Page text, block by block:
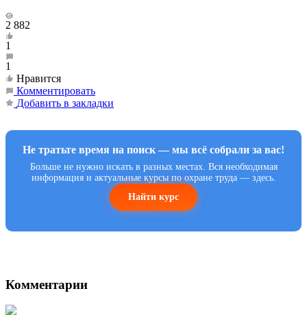
2 882
1
1
Нравится
Комментировать
Добавить в закладки
Не тратьте время на поиск — мы всё собрали за вас!
Больше не нужно искать в разных местах. Вся необходимая
информация и актуальные курсы по охране труда — здесь.
Найти курс
Комментарии